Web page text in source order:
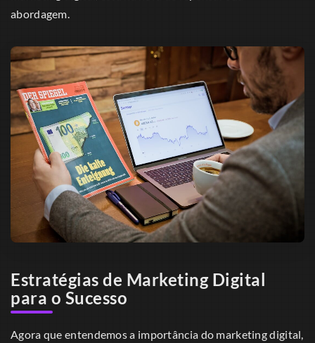
abordagem.
Estratégias de Marketing Digital
para o Sucesso
Agora que entendemos a importância do marketing digital,